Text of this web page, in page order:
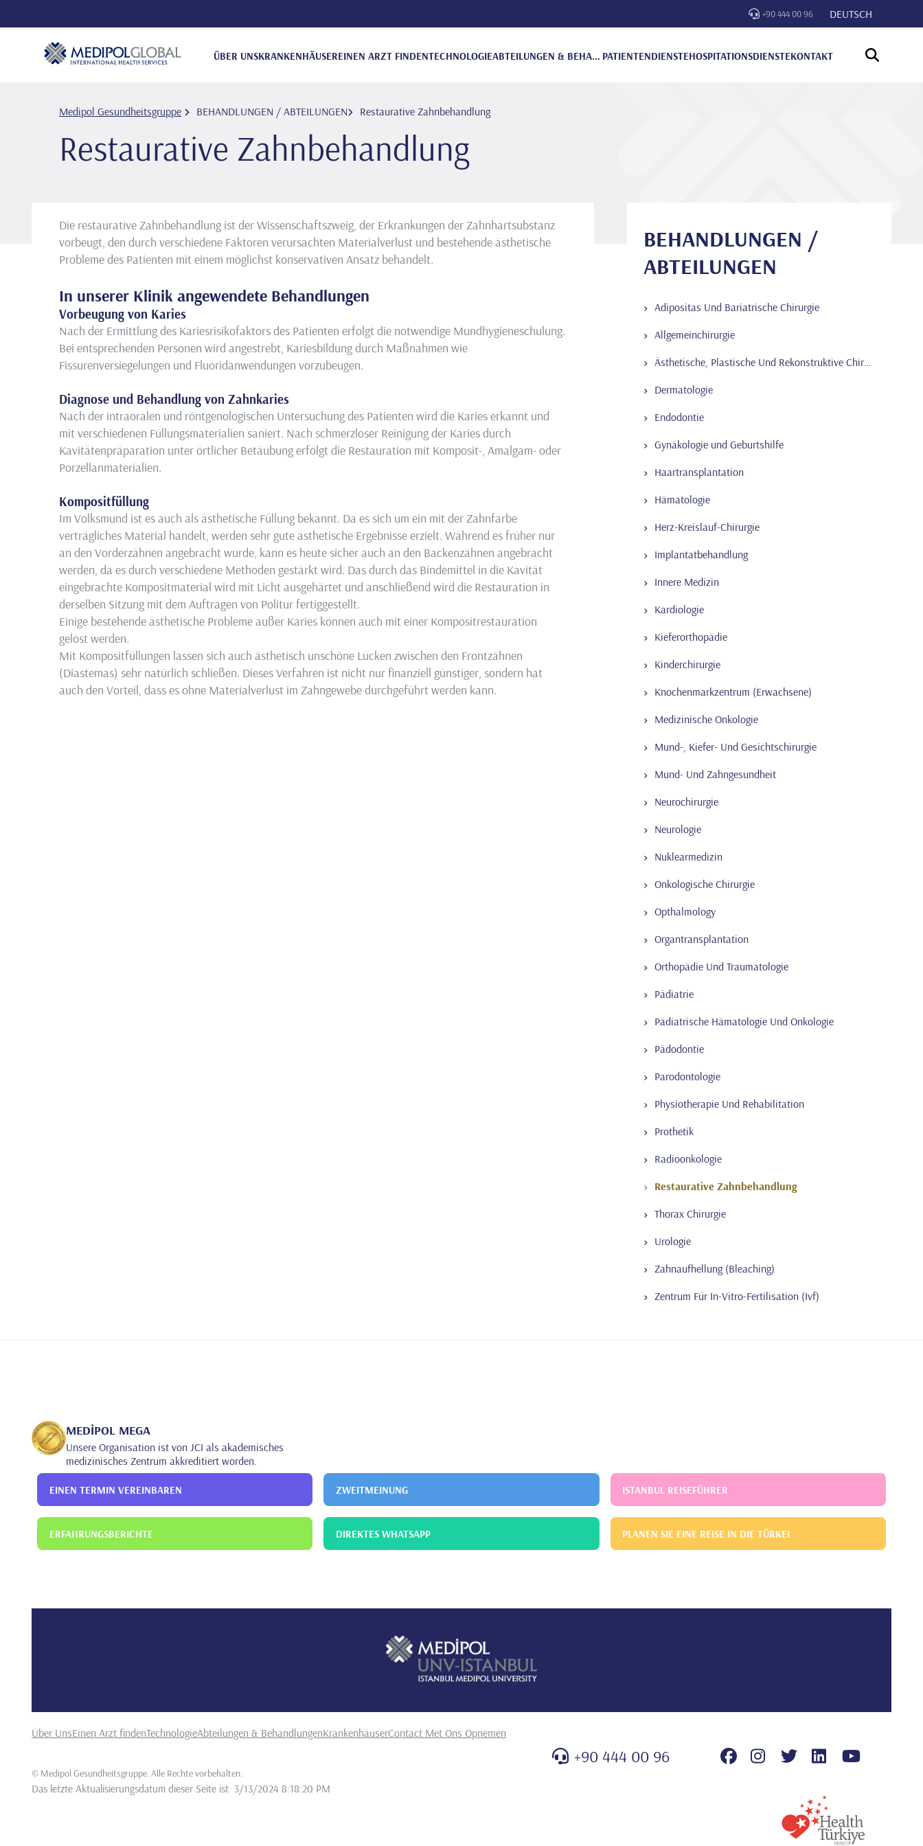
+90 444 00 96 DEUTSCH
ÜBER UNSKRANKENHÄUSEREINEN ARZT FINDENTECHNOLOGIE ABTEILUNGEN & BEHANDLUNGEN PATIENTENDIENSTEHOSPITATIONSDIENSTEKONTAKT
Medipol Gesundheitsgruppe BEHANDLUNGEN / ABTEILUNGEN Restaurative Zahnbehandlung
Restaurative Zahnbehandlung
Die restaurative Zahnbehandlung ist der Wissenschaftszweig, der Erkrankungen der Zahnhartsubstanz
vorbeugt, den durch verschiedene Faktoren verursachten Materialverlust und bestehende ästhetische
Probleme des Patienten mit einem möglichst konservativen Ansatz behandelt.
In unserer Klinik angewendete Behandlungen
Vorbeugung von Karies
Nach der Ermittlung des Kariesrisikofaktors des Patienten erfolgt die notwendige Mundhygieneschulung.
Bei entsprechenden Personen wird angestrebt, Kariesbildung durch Maßnahmen wie
Fissurenversiegelungen und Fluoridanwendungen vorzubeugen.
Diagnose und Behandlung von Zahnkaries
Nach der intraoralen und röntgenologischen Untersuchung des Patienten wird die Karies erkannt und
mit verschiedenen Füllungsmaterialien saniert. Nach schmerzloser Reinigung der Karies durch
Kavitätenpräparation unter örtlicher Betäubung erfolgt die Restauration mit Komposit-, Amalgam- oder
Porzellanmaterialien.
Kompositfüllung
Im Volksmund ist es auch als ästhetische Füllung bekannt. Da es sich um ein mit der Zahnfarbe
verträgliches Material handelt, werden sehr gute ästhetische Ergebnisse erzielt. Während es früher nur
an den Vorderzähnen angebracht wurde, kann es heute sicher auch an den Backenzähnen angebracht
werden, da es durch verschiedene Methoden gestärkt wird. Das durch das Bindemittel in die Kavität
eingebrachte Kompositmaterial wird mit Licht ausgehärtet und anschließend wird die Restauration in
derselben Sitzung mit dem Auftragen von Politur fertiggestellt.
Einige bestehende ästhetische Probleme außer Karies können auch mit einer Kompositrestauration
gelöst werden.
Mit Kompositfüllungen lassen sich auch ästhetisch unschöne Lücken zwischen den Frontzähnen
(Diastemas) sehr natürlich schließen. Dieses Verfahren ist nicht nur finanziell günstiger, sondern hat
auch den Vorteil, dass es ohne Materialverlust im Zahngewebe durchgeführt werden kann.
BEHANDLUNGEN /
ABTEILUNGEN
Adipositas Und Bariatrische Chirurgie
Allgemeinchirurgie
Ästhetische, Plastische Und Rekonstruktive Chirurgie
Dermatologie
Endodontie
Gynäkologie und Geburtshilfe
Haartransplantation
Hämatologie
Herz-Kreislauf-Chirurgie
Implantatbehandlung
Innere Medizin
Kardiologie
Kieferorthopädie
Kinderchirurgie
Knochenmarkzentrum (Erwachsene)
Medizinische Onkologie
Mund-, Kiefer- Und Gesichtschirurgie
Mund- Und Zahngesundheit
Neurochirurgie
Neurologie
Nuklearmedizin
Onkologische Chirurgie
Opthalmology
Organtransplantation
Orthopädie Und Traumatologie
Pädiatrie
Pädiatrische Hämatologie Und Onkologie
Pädodontie
Parodontologie
Physiotherapie Und Rehabilitation
Prothetik
Radioonkologie
Restaurative Zahnbehandlung
Thorax Chirurgie
Urologie
Zahnaufhellung (Bleaching)
Zentrum Für In-Vitro-Fertilisation (Ivf)
MEDİPOL MEGA
Unsere Organisation ist von JCI als akademisches
medizinisches Zentrum akkreditiert worden.
EINEN TERMIN VEREINBAREN ZWEITMEINUNG ISTANBUL REISEFÜHRER
ERFAHRUNGSBERICHTE DIREKTES WHATSAPP PLANEN SIE EINE REISE IN DIE TÜRKEI
Über UnsEinen Arzt findenTechnologieAbteilungen & BehandlungenKrankenhäuserContact Met Ons Opnemen
© Medipol Gesundheitsgruppe. Alle Rechte vorbehalten.
Das letzte Aktualisierungsdatum dieser Seite ist 3/13/2024 8:18:20 PM
+90 444 00 96